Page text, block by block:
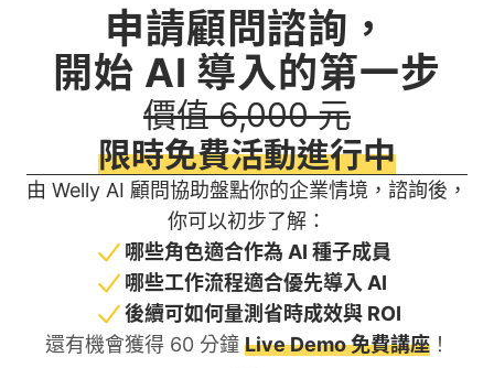
申請顧問諮詢，
開始 AI 導入的第一步
價值 6,000 元
限時免費活動進行中
由 Welly AI 顧問協助盤點你的企業情境，諮詢後，
你可以初步了解：
哪些角色適合作為 AI 種子成員
哪些工作流程適合優先導入 AI
後續可如何量測省時成效與 ROI
還有機會獲得 60 分鐘 Live Demo 免費講座！